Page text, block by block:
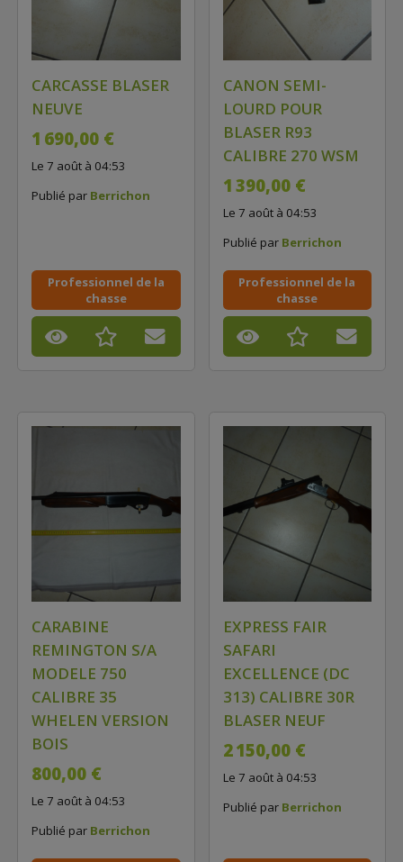
CARCASSE BLASER
NEUVE
1 690,00 €
Le 7 août à 04:53
Publié par Berrichon
Professionnel de la
chasse
CANON SEMI-
LOURD POUR
BLASER R93
CALIBRE 270 WSM
1 390,00 €
Le 7 août à 04:53
Publié par Berrichon
Professionnel de la
chasse
CARABINE
REMINGTON S/A
MODELE 750
CALIBRE 35
WHELEN VERSION
BOIS
800,00 €
Le 7 août à 04:53
Publié par Berrichon
EXPRESS FAIR
SAFARI
EXCELLENCE (DC
313) CALIBRE 30R
BLASER NEUF
2 150,00 €
Le 7 août à 04:53
Publié par Berrichon